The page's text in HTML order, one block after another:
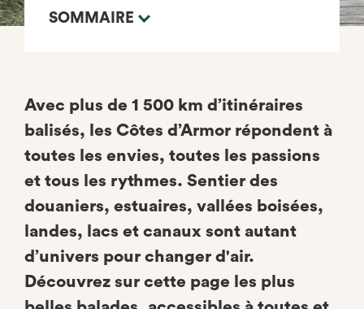
SOMMAIRE
Avec plus de 1 500 km d’itinéraires
balisés, les Côtes d’Armor répondent à
toutes les envies, toutes les passions
et tous les rythmes. Sentier des
douaniers, estuaires, vallées boisées,
landes, lacs et canaux sont autant
d’univers pour changer d'air.
Découvrez sur cette page les plus